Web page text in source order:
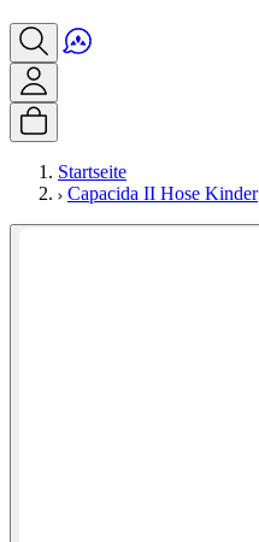
Startseite
Capacida II Hose Kinder